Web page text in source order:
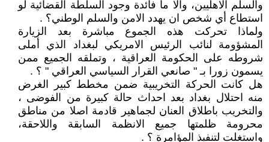
والسلم الاهليين، والا ما فائدة وجود السلطة القضائية لو
استطاع أي شخص ان يهدد الامن والسلم الوطني؟ .
ولماذا تحركت هذه الجموع مباشرة بعد الزيارة
المشؤومة لنائب الرئيس الامريكي لبغداد الذي أملى
شروطه على الحكومة العراقية ، وتملقه الجميع ممن
يسمون زورا بـ " صانعي القرار السياسي العراقي " ؟ .
هل كانت الحركة التخريبية ضمن مخطط كبير الغرض
منه احتلال بغداد بعد احداث حالة كبيرة من الفوضى ،
والتخريب باطلاق العنان لجماهير قادمة اصلا من مناطق
محرومة ظلمتها جميع الانظمة السابقة واللاحقة،
واستغلت لتنفيذ المؤامرة ؟ .